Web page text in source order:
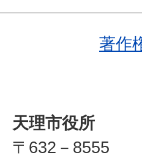
著作
天理市役所
〒632－8555